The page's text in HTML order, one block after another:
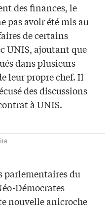
des finances, le
pas avoir été mis au
de certains
UNIS, ajoutant que
dans plusieurs
leur propre chef. Il
des discussions
à UNIS.
parlementaires du
Démocrates
nouvelle anicroche